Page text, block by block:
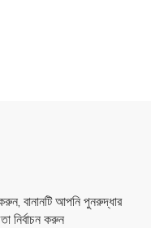
বানানটি আপনি পুনরুদ্ধার
নির্বাচন করুন